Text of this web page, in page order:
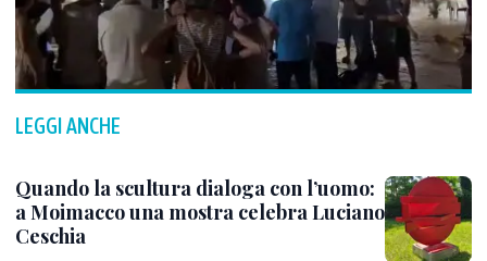
LEGGI ANCHE
Quando la scultura dialoga con l’uomo:
a Moimacco una mostra celebra Luciano
Ceschia